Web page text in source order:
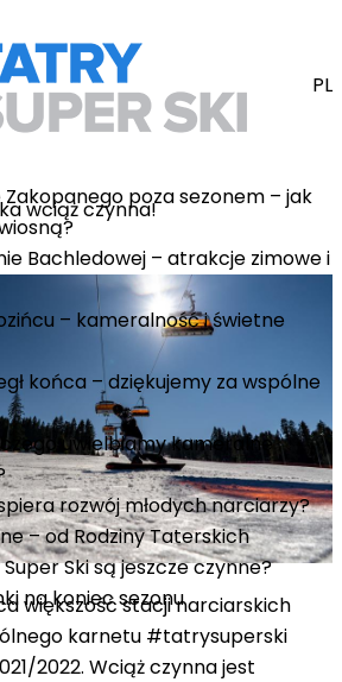
PL
poza sezonem – jak
Bachledowej – atrakcje zimowe i
– kameralność i świetne
końca – dziękujemy za wspólne
uwielbiamy kameralne
rozwój młodych narciarzy?
– od Rodziny Taterskich
Ski są jeszcze czynne?
na koniec sezonu
wciąż czynna!
większość stacji narciarskich
karnetu #tatrysuperski
2022. Wciąż czynna jest